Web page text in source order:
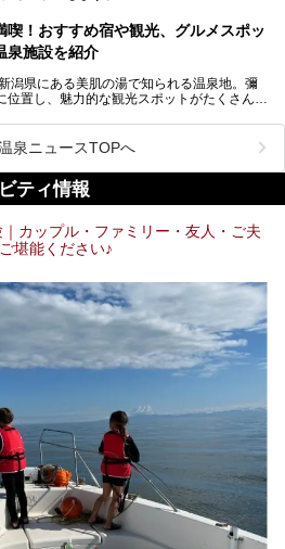
温泉は日帰り入浴もできる秘湯「越後田中温
す。こちらについても詳しく紹介します。
団法人 雪国観光舎【PR】
賑わいを取り戻し、新たなランドマークとし
目指します。
マは「海賊船」‥⁉ ユニークなサウナ室を
喫！おすすめ宿や観光、グルメスポッ
泉施設を紹介
潟県にある美肌の湯で知られる温泉地。彌
位置し、魅力的な観光スポットがたくさんあ
弥彦温泉の宿泊に最適なおすすめ宿や、日帰
スポット、弥彦の自然を堪能できる観光スポ
ます。初めての弥彦温泉旅行を計画している
彦温泉の魅力を存分にお伝えしますので、ぜ
てくださいね！
泉ニュースTOPへ
ティ情報
｜カップル・ファミリー・友人・ご夫
堪能ください♪